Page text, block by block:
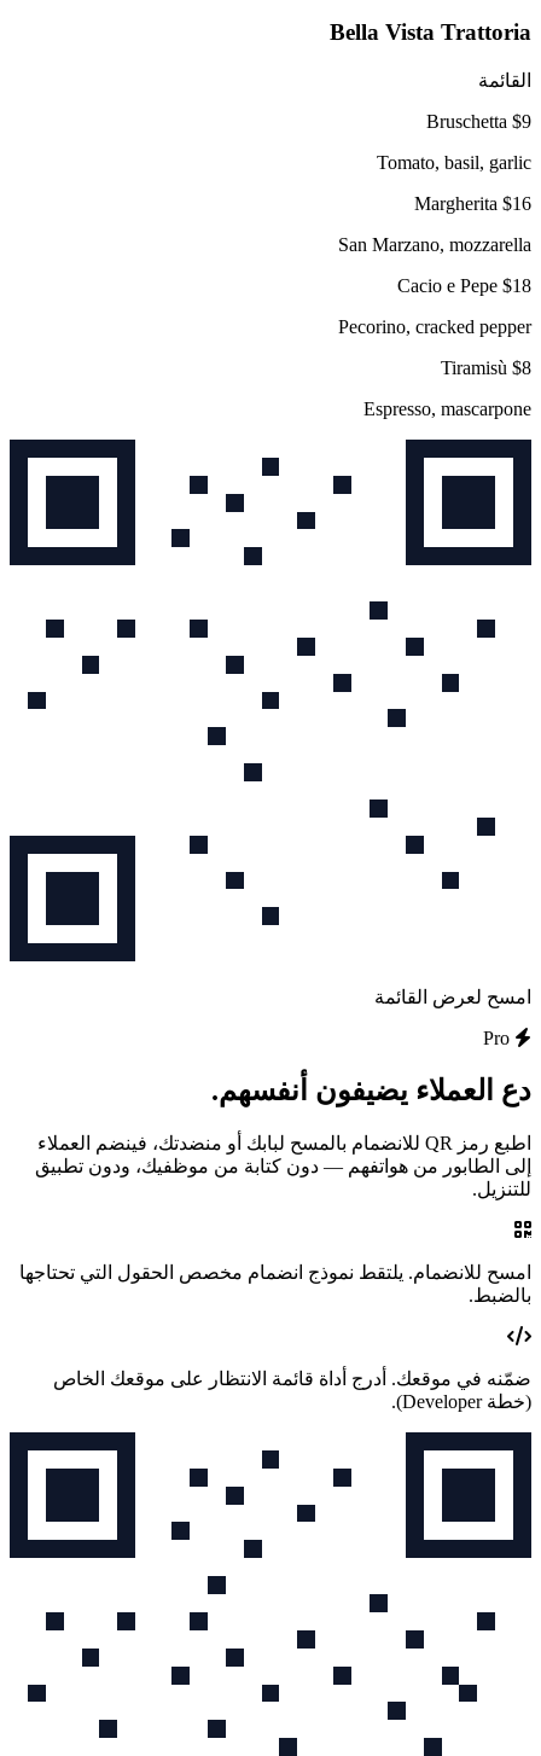
Bella Vista Trattoria
القائمة
Bruschetta $9
Tomato, basil, garlic
Margherita $16
San Marzano, mozzarella
Cacio e Pepe $18
Pecorino, cracked pepper
Tiramisù $8
Espresso, mascarpone
امسح لعرض القائمة
دع العملاء يضيفون أنفسهم.
اطبع رمز QR للانضمام بالمسح لبابك أو منضدتك، فينضم العملاء
إلى الطابور من هواتفهم — دون كتابة من موظفيك، ودون تطبيق
للتنزيل.
امسح للانضمام. يلتقط نموذج انضمام مخصص الحقول التي تحتاجها
بالضبط.
ضمّنه في موقعك. أدرج أداة قائمة الانتظار على موقعك الخاص
(خطة Developer)
.